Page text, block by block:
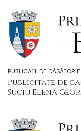
PUBLICAȚII DE CĂSĂTORIE
Publicitate de
Suciu Elena